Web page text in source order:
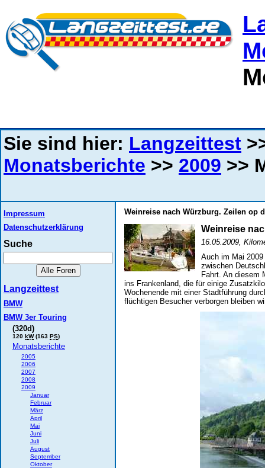
Sie sind hier: Langzeittest
Monatsberichte >> 2009 >>
Impressum
Datenschutzerklärung
Suche
Langzeittest
BMW
BMW 3er Touring
(320d)
120 kW(163 PS)
Monatsberichte
2005
2006
2007
2008
2009
Januar
Februar
März
April
Mai
Juni
Juli
August
September
Oktober
Weinreise nach Würzburg. Zeilen op
Weinreise
16.05.2009,
Auch im Mai
zwischen
Fahrt. An diesem
ins Frankenland, die für einige
Wochenende mit einer Stadtführung
flüchtigen Besucher verborgen bleiben